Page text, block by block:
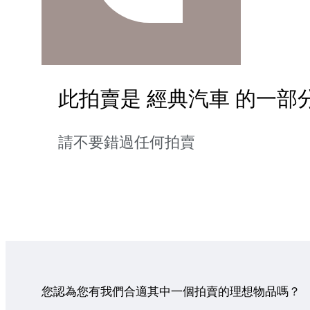
此拍賣是 經典汽車 的一部
請不要錯過任何拍賣
您認為您有我們合適其中一個拍賣的理想物品嗎？